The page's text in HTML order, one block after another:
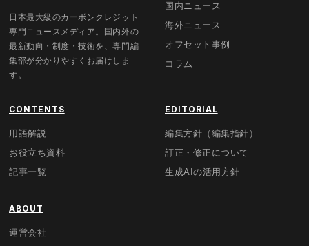
日本最大級のカーボンクレジット
専門ニュースメディア。国内外の
最新動向・制度・技術を、専門編
集部が分かりやすくお届けしま
す。
国内ニュース
海外ニュース
オフセット事例
コラム
CONTENTS
用語解説
お役立ち資料
記事一覧
EDITORIAL
編集方針（編集指針）
訂正・修正について
生成AIの活用方針
ABOUT
運営会社